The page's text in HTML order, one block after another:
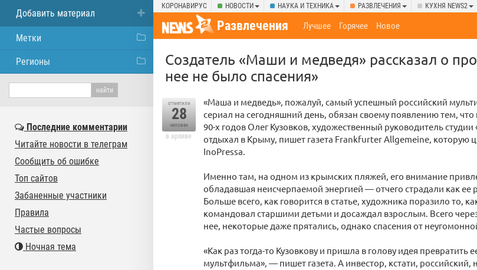
КОРОНАВИРУС НОВОСТИ НАУКА И ТЕХНИКА РАЗВЛЕЧЕНИЯ КУХНЯ NEWS2
Развлечения Лучшее Горячее Новое
Создатель «Маши и медведя» рассказал о
нее не было спасения»
отметили
28
человек
в архиве
«Маша и медведь», пожалуй, самый успешный российский
сериал на сегодняшний день, обязан своему появлению тем, что
90-х годов Олег Кузовков, художественный руководитель
отдыхал в Крыму, пишет газета Frankfurter Allgemeine, которую
InoPressa.
Именно там, на одном из крымских пляжей, его внимание
обладавшая неисчерпаемой энергией — отчего страдали как ее
Больше всего, как говорится в статье, художника поразило то,
командовал старшими детьми и досаждал взрослым. Всего
нее, некоторые даже прятались, однако спасения от
«Как раз тогда-то Кузовкову и пришла в голову идея превратить
мультфильма», — пишет газета. А инвестор, кстати, российский,
Добавить материал
Метки
Регионы
Последние комментарии
Читайте новости в телеграм
Сообщить об ошибке
Топ сайтов
Забаненные участники
Правила
Частые вопросы
Ночная тема